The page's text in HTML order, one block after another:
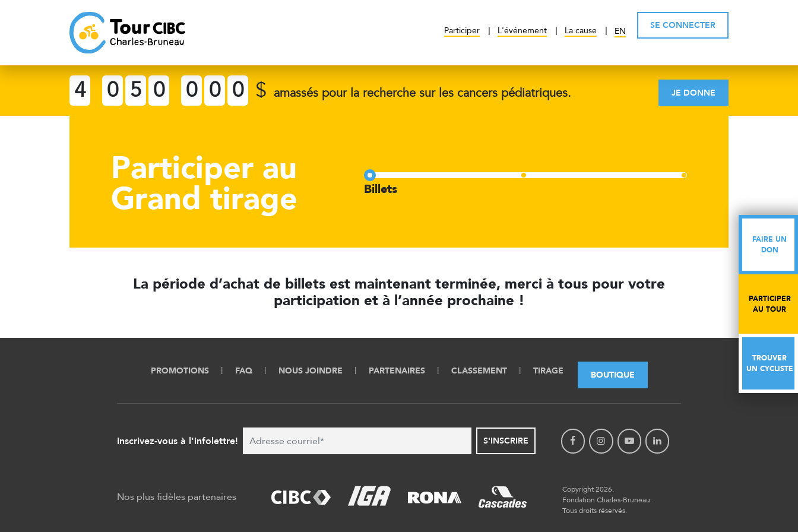
Participer L'événement La cause EN
SE CONNECTER
FAIRE UN
DON
PARTICIPER
AU TOUR
TROUVER
UN CYCLISTE
4 0 5 0 0 0 0 $ amassés pour la recherche sur les cancers pédiatriques. JE DONNE
Participer au
Grand tirage
La période d’achat de billets est maintenant terminée, merci à tous pour votre
participation et à l’année prochaine !
FAIRE UN
DON
PARTICIPER
AU TOUR
TROUVER
UN CYCLISTE
PROMOTIONS FAQ NOUS JOINDRE PARTENAIRES CLASSEMENT TIRAGE BOUTIQUE
Inscrivez-vous à l'infolettre! S'INSCRIRE
Nos plus fidèles partenaires
Copyright 2026.
Fondation Charles-Bruneau.
Tous droits réservés.